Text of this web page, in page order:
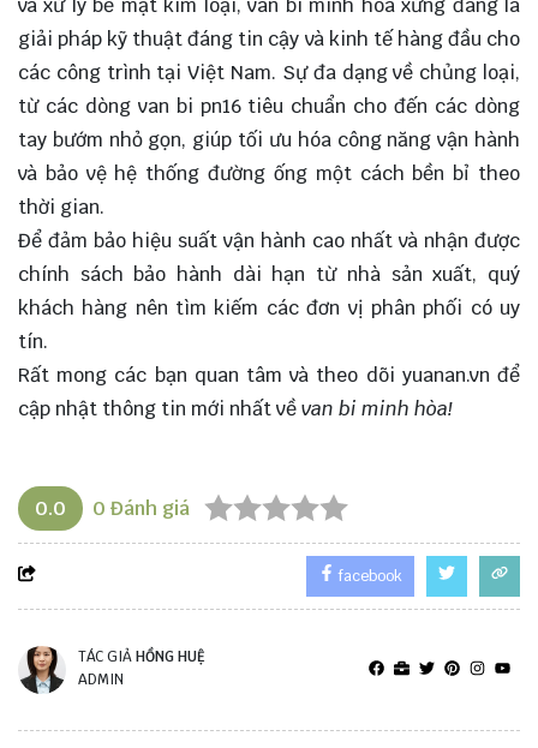
giải pháp kỹ thuật đáng tin cậy và kinh tế hàng đầu cho
các công trình tại Việt Nam. Sự đa dạng về chủng loại,
từ các dòng van bi pn16 tiêu chuẩn cho đến các dòng
tay bướm nhỏ gọn, giúp tối ưu hóa công năng vận hành
và bảo vệ hệ thống đường ống một cách bền bỉ theo
thời gian.
Để đảm bảo hiệu suất vận hành cao nhất và nhận được
chính sách bảo hành dài hạn từ nhà sản xuất, quý
khách hàng nên tìm kiếm các đơn vị phân phối có uy
tín.
Rất mong các bạn quan tâm và theo dõi yuanan.vn để
cập nhật thông tin mới nhất vềvan bi minh hòa!
0.0 0 Đánh giá
facebook
TÁC GIẢHỒNG HUỆ
ADMIN